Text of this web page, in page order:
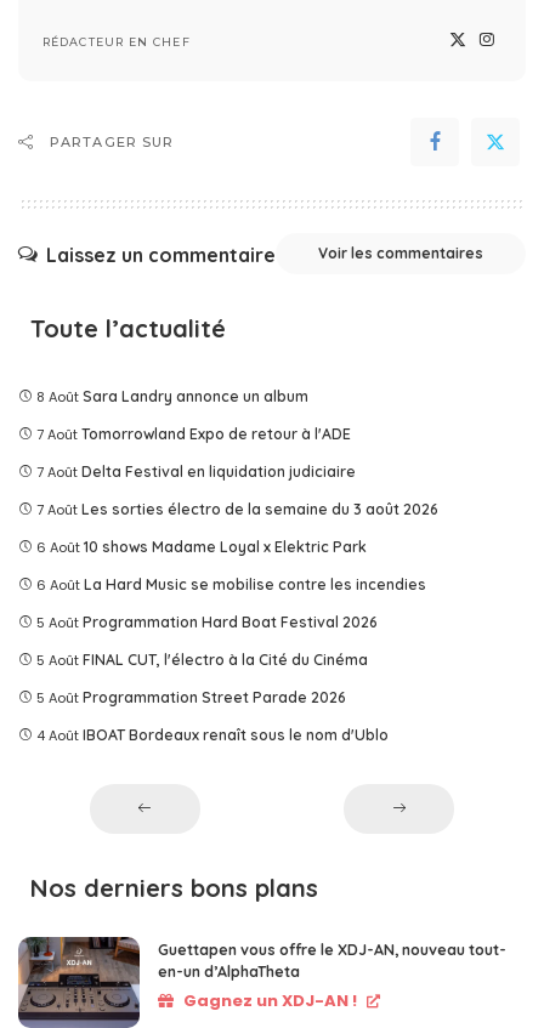
RÉDACTEUR EN CHEF
PARTAGER SUR
Laissez un commentaire Voir les commentaires
Toute l’actualité
8 Août Sara Landry annonce un album
7 Août Tomorrowland Expo de retour à l'ADE
7 Août Delta Festival en liquidation judiciaire
7 Août Les sorties électro de la semaine du 3 août 2026
6 Août 10 shows Madame Loyal x Elektric Park
6 Août La Hard Music se mobilise contre les incendies
5 Août Programmation Hard Boat Festival 2026
5 Août FINAL CUT, l'électro à la Cité du Cinéma
5 Août Programmation Street Parade 2026
4 Août IBOAT Bordeaux renaît sous le nom d'Ublo
Nos derniers bons plans
Guettapen vous offre le XDJ-AN, nouveau tout-
en-un d’AlphaTheta
Gagnez un XDJ-AN !